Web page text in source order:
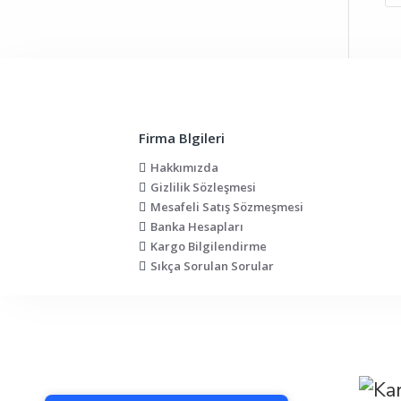
7/24 Canlı Destek
Firma Blgileri
Hakkımızda
Gizlilik Sözleşmesi
Mesafeli Satış Sözmeşmesi
Banka Hesapları
Kargo Bilgilendirme
Sıkça Sorulan Sorular